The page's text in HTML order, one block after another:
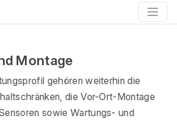
Montage
gehören weiterhin die
die Vor-Ort-Montage
sowie Wartungs- und